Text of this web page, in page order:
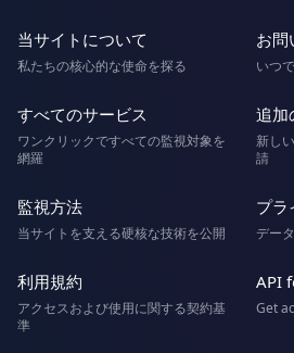
当サイトについて
私たちの核心的な使命を探る
お問
いつ
すべてのサービス
ワンクリックですべての監視対象を
網羅
追加
新し
請
監視方法
当サイトを支える硬核な技術を公開
プラ
デー
利用規約
アクセスおよび使用に関する契約基
準
API
Get